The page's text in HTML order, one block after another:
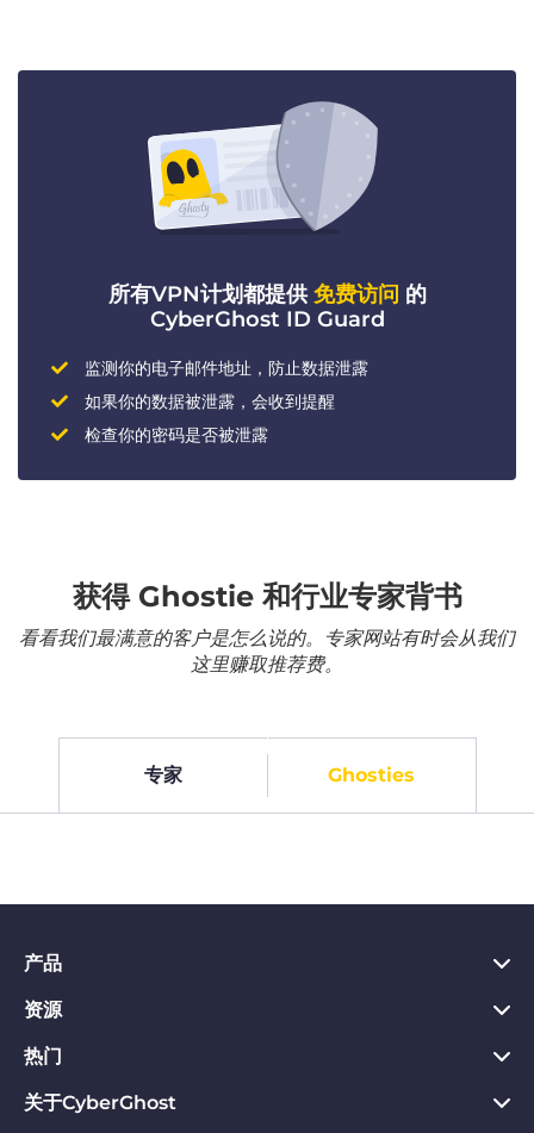
所有VPN计划都提供免费访问 的
CyberGhost ID Guard
监测你的电子邮件地址，防止数据泄露
如果你的数据被泄露，会收到提醒
检查你的密码是否被泄露
获得 Ghostie 和行业专家背书
看看我们最满意的客户是怎么说的。专家网站有时会从我们
这里赚取推荐费。
专家 Ghosties
产品
PC VPN应用
Chrome VPN应用
Mac VPN应用
资源
VPN是什么
Privacy Hub
热门
CyberGhost VPN评价
关于CyberGhost